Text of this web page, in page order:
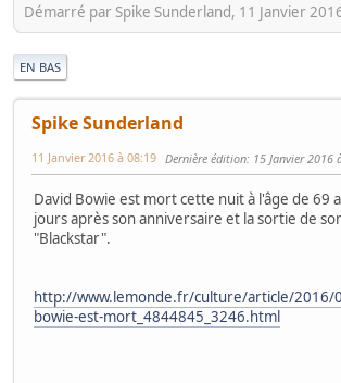
Démarré par Spike Sunderland, 11 Janvier
EN BAS
Spike Sunderland
11 Janvier 2016 à 08:19 Dernière édition: 15 Janvier 2016
David Bowie est mort cette nuit à l'âge de 69
jours après son anniversaire et la sortie de
"Blackstar".
http://www.lemonde.fr/culture/article/2016/
bowie-est-mort_4844845_3246.html